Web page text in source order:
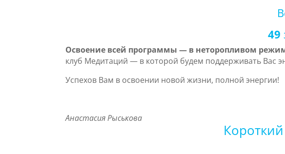
49
Освоение всей программы — в неторопливом
клуб Медитаций — в которой будем поддерживать Вас
Успехов Вам в освоении новой жизни, полной энергии!
Анастасия Рыськова